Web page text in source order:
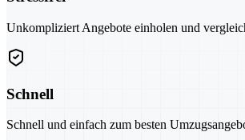
Unkompliziert Angebote einholen und
Schnell
Schnell und einfach zum besten